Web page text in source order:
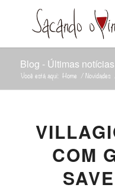
Blog - Últimas notícias
Você está aqui: Home /Novidades
COM